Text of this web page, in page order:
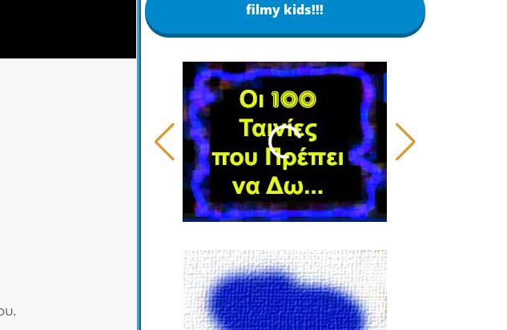
filmy kids!!!